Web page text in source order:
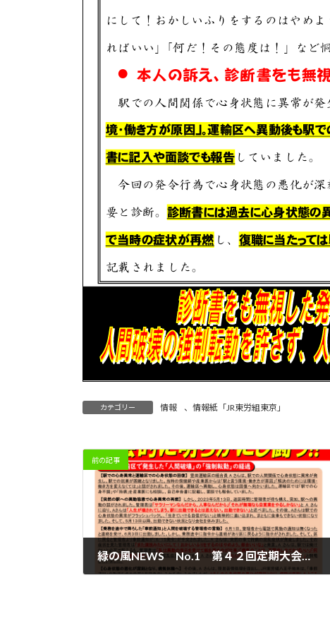
カテゴリー 情報 、 情報紙「JR東労組東京」
前の記事
緑の風NEWS No.1 第４２回定期大会決定 人間破壊の強制転勤を許すな！